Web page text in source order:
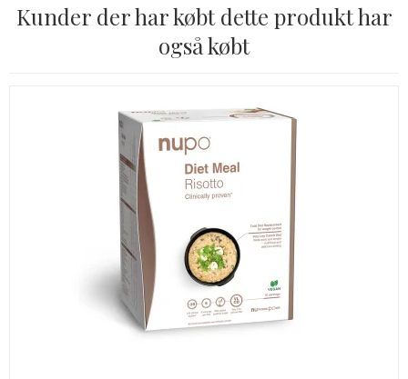
Kunder der har købt dette produkt har
også købt